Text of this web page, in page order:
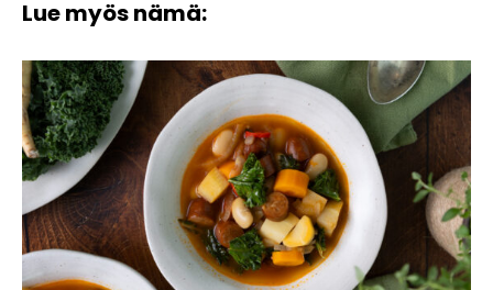
Lue myös nämä: